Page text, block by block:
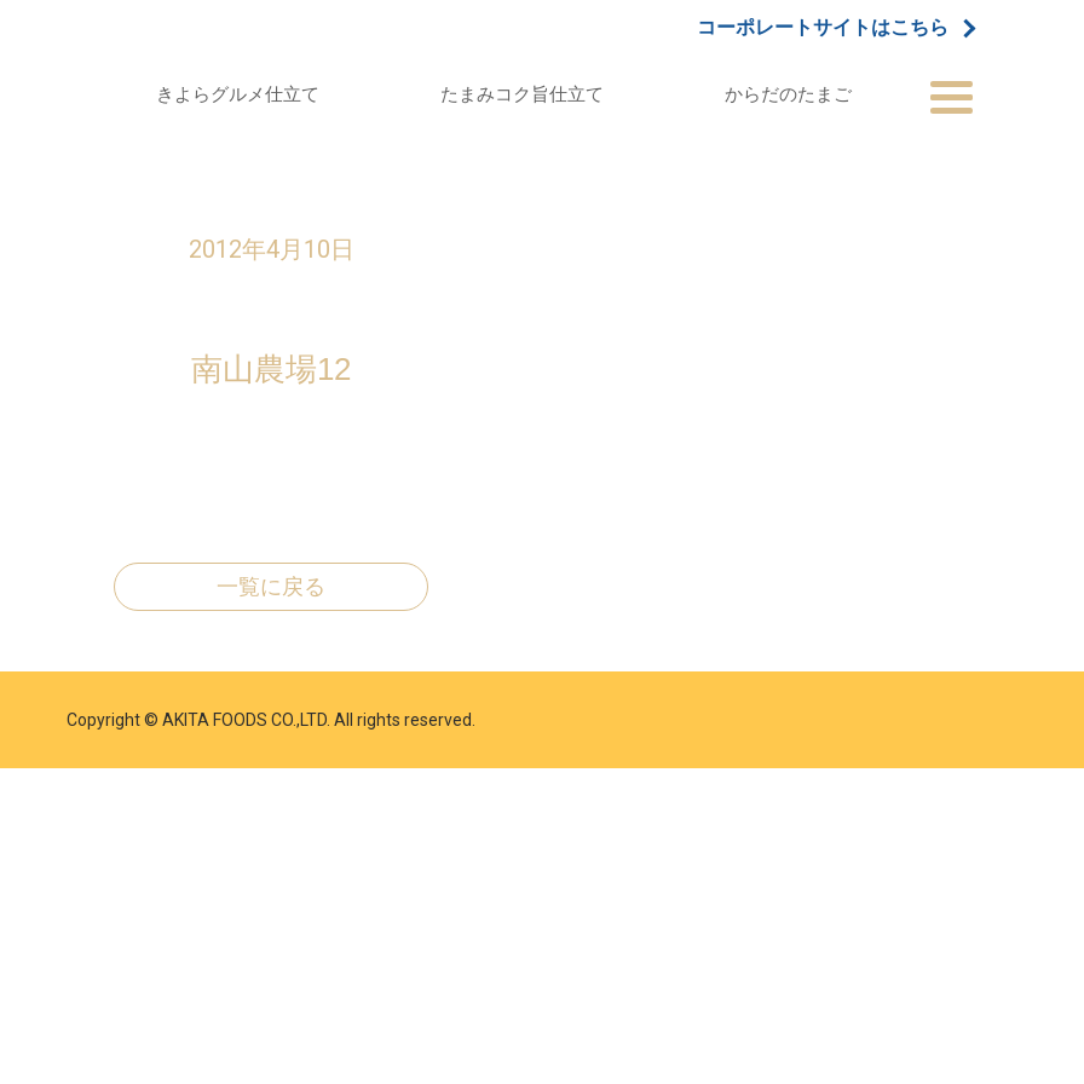
コーポレートサイトはこちら
きよらグルメ仕立て たまみコク旨仕立て からだのたまご
2012年4月10日
南山農場12
一覧に戻る
Copyright © AKITA FOODS CO.,LTD. All rights reserved.